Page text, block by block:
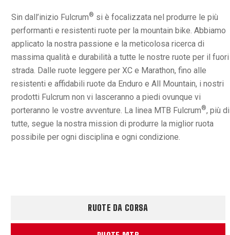
Sin dall’inizio Fulcrum® si è focalizzata nel produrre le più
performanti e resistenti ruote per la mountain bike. Abbiamo
applicato la nostra passione e la meticolosa ricerca di
massima qualità e durabilità a tutte le nostre ruote per il fuori
strada. Dalle ruote leggere per XC e Marathon, fino alle
resistenti e affidabili ruote da Enduro e All Mountain, i nostri
prodotti Fulcrum non vi lasceranno a piedi ovunque vi
porteranno le vostre avventure. La linea MTB Fulcrum®, più di
tutte, segue la nostra mission di produrre la miglior ruota
possibile per ogni disciplina e ogni condizione.
RUOTE DA CORSA